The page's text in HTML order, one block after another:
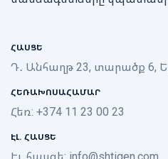
ՀԱՍՑԵ
Դ․ Անհաղթ 23, տարածք 6,
ՀԵՌԱԽՈՍԱՀԱՄԱՐ
Հեռ: +374 11 23 00 23
ԷԼ. ՀԱՍՑԵ